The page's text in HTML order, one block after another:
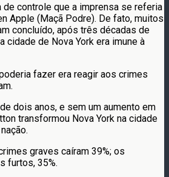
de controle que a imprensa se referia
Apple (Maçã Podre). De fato, muitos
concluído, após três décadas de
cidade de Nova York era imune à
fazer era reagir aos crimes
dois anos, e sem um aumento em
transformou Nova York na cidade
graves caíram 39%; os
furtos, 35%.